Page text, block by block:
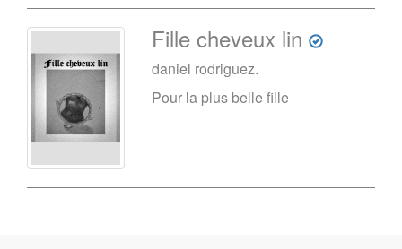
Fille cheveux lin
daniel rodriguez.
Pour la plus belle fille